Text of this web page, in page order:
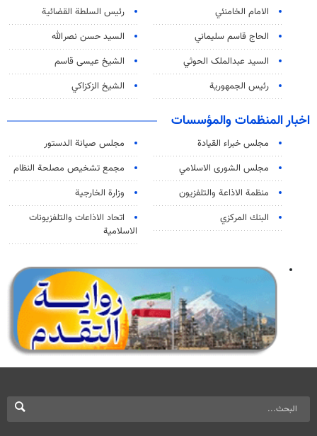
الامام الخامنئي
رئیس السلطة القضائیة
الحاج قاسم سليماني
السيد حسن نصرالله
السید عبدالملک الحوثي
الشيخ عيسى قاسم
رئيس الجمهورية
الشيخ الزكزاكي
اخبار المنظمات والمؤسسات
مجلس خبراء القيادة
مجلس صيانة الدستور
مجلس الشورى الاسلامي
مجمع تشخيص مصلحة النظام
منظمة الاذاعة والتلفزیون
وزارة الخارجية
البنك المركزي
اتحاد الاذاعات والتلفزيونات
الاسلامية